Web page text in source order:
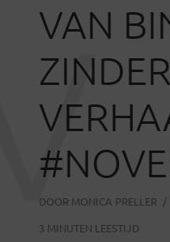
VAN
DOOR MONICA PRELLER
3 MINUTEN LEESTIJD
V